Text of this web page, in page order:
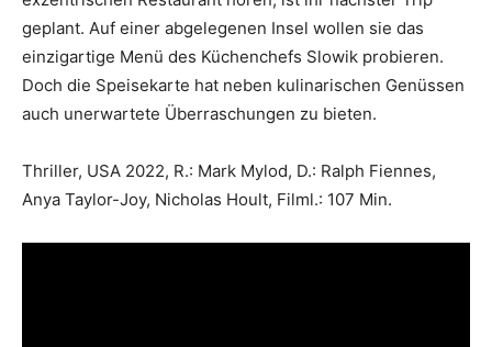
geplant. Auf einer abgelegenen Insel wollen sie das
einzigartige Menü des Küchenchefs Slowik probieren.
Doch die Speisekarte hat neben kulinarischen Genüssen
auch unerwartete Überraschungen zu bieten.
Thriller, USA 2022, R.: Mark Mylod, D.: Ralph Fiennes,
Anya Taylor-Joy, Nicholas Hoult, Filml.: 107 Min.